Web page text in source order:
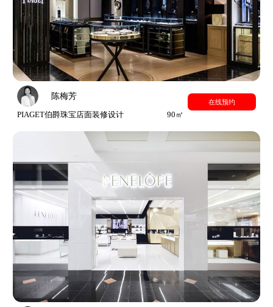
陈梅芳
PIAGET伯爵珠宝店面装修设计 90㎡
在线预约